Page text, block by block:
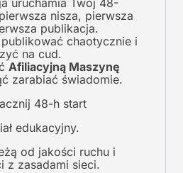
uruchamia Twój 48-
nisza, pierwsza
publikacja.
chaotycznie i
na cud.
Afiliacyjną Maszynę
zarabiać świadomie.
48-h start
edukacyjny.
od jakości ruchu i
z zasadami sieci.